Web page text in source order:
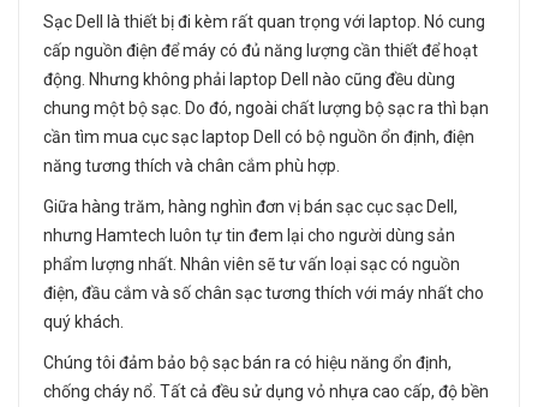
Sạc Dell là thiết bị đi kèm rất quan trọng với laptop. Nó cung
cấp nguồn điện để máy có đủ năng lượng cần thiết để hoạt
động. Nhưng không phải laptop Dell nào cũng đều dùng
chung một bộ sạc. Do đó, ngoài chất lượng bộ sạc ra thì bạn
cần tìm mua cục sạc laptop Dell có bộ nguồn ổn định, điện
năng tương thích và chân cắm phù hợp.
Giữa hàng trăm, hàng nghìn đơn vị bán sạc cục sạc Dell,
nhưng Hamtech luôn tự tin đem lại cho người dùng sản
phẩm lượng nhất. Nhân viên sẽ tư vấn loại sạc có nguồn
điện, đầu cắm và số chân sạc tương thích với máy nhất cho
quý khách.
Chúng tôi đảm bảo bộ sạc bán ra có hiệu năng ổn định,
chống cháy nổ. Tất cả đều sử dụng vỏ nhựa cao cấp, độ bền